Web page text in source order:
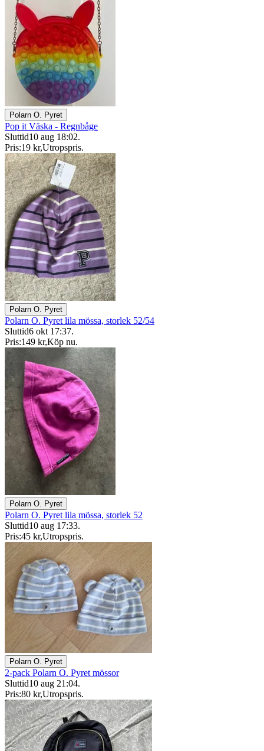
Polarn O. Pyret
Pop it Väska - Regnbåge
Sluttid10 aug 18:02.
Pris:19 kr,Utropspris.
Polarn O. Pyret
Polarn O. Pyret lila mössa, storlek 52/54
Sluttid6 okt 17:37.
Pris:149 kr,Köp nu.
Polarn O. Pyret
Polarn O. Pyret lila mössa, storlek 52
Sluttid10 aug 17:33.
Pris:45 kr,Utropspris.
Polarn O. Pyret
2-pack Polarn O. Pyret mössor
Sluttid10 aug 21:04.
Pris:80 kr,Utropspris.